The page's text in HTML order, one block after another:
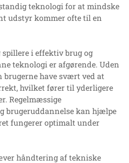
teknologi for at mindske
udstyr kommer ofte til en
i effektiv brug og
teknologi er afgørende. Uden
have svært ved at
hvilket fører til yderligere
Regelmæssige
brugeruddannelse kan hjælpe
fungerer optimalt under
håndtering af tekniske